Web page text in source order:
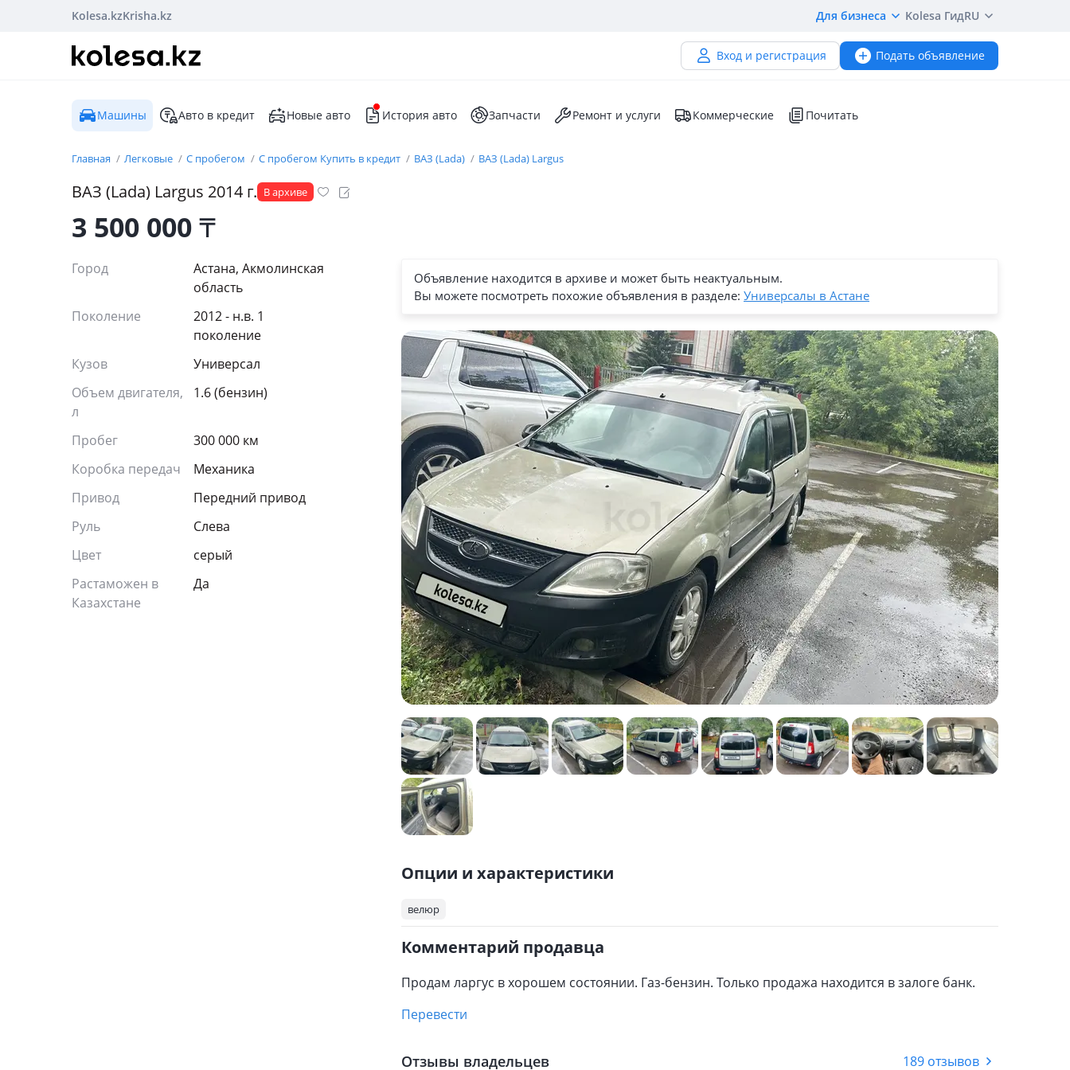
Kolesa.kzKrisha.kz Для бизнеса Kolesa ГидRU
Вход и регистрация Подать объявление
Машины Авто в кредит Новые авто История авто Запчасти Ремонт и услуги Коммерческие Почитать
Главная Легковые С пробегом С пробегом Купить в кредит ВАЗ (Lada) ВАЗ (Lada) Largus
ВАЗ (Lada) Largus 2014 г. В архиве
3 500 000₸
Город
Астана, Акмолинская
область
Поколение
2012 - н.в. 1
поколение
Кузов
Универсал
Объем двигателя,
л
1.6 (бензин)
Пробег
300 000 км
Коробка передач
Механика
Привод
Передний привод
Руль
Слева
Цвет
серый
Растаможен в
Казахстане
Да
Объявление находится в архиве и может быть неактуальным.
Вы можете посмотреть похожие объявления в разделе: Универсалы в Астане
Опции и характеристики
велюр
Комментарий продавца
Продам ларгус в хорошем состоянии. Газ-бензин. Только продажа находится в залоге банк.
Перевести
Отзывы владельцев 189 отзывов